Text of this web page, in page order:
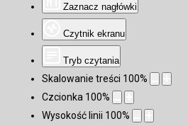
Zaznacz nagłówki
Czytnik ekranu
Tryb czytania
Skalowanie treści 100%
Czcionka 100%
Wysokość linii 100%